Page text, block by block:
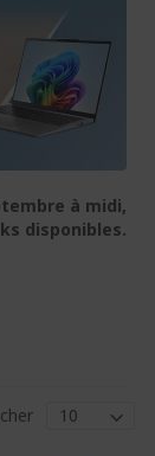
à midi,
disponibles.